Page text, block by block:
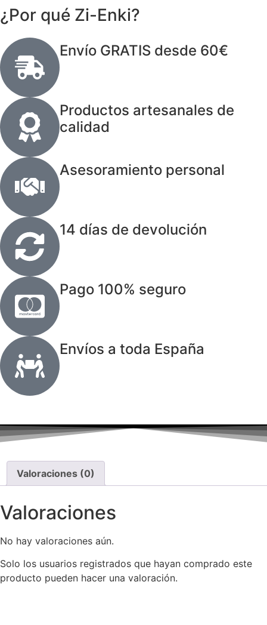
¿Por qué Zi-Enki?
Envío GRATIS desde 60€
Productos artesanales de
calidad
Asesoramiento personal
14 días de devolución
Pago 100% seguro
Envíos a toda España
Valoraciones (0)
Valoraciones
No hay valoraciones aún.
Solo los usuarios registrados que hayan comprado este
producto pueden hacer una valoración.